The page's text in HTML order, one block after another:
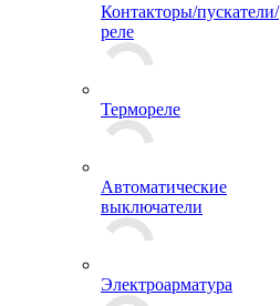
Контакторы/пускатели/
реле
Термореле
Автоматические
выключатели
Электроарматура